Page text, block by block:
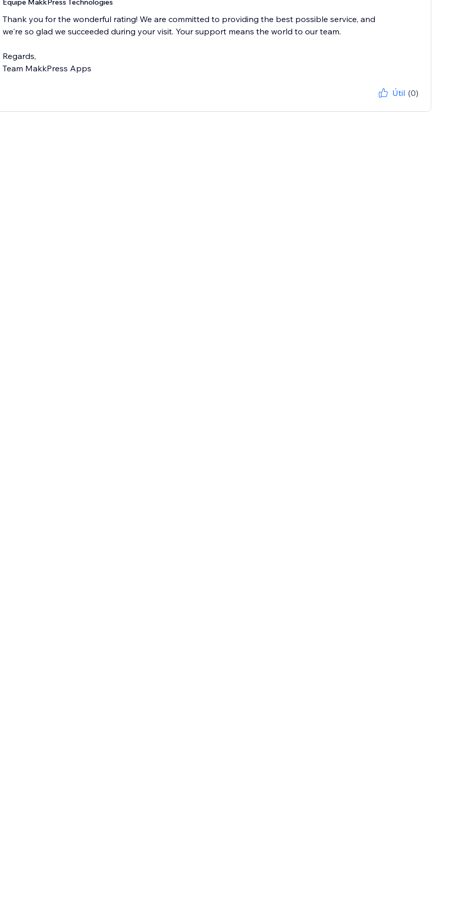
Equipe MakkPress Technologies
Thank you for the wonderful rating! We are committed to providing the best possible service, and
we're so glad we succeeded during your visit. Your support means the world to our team.
Regards,
Team MakkPress Apps
Útil (0)